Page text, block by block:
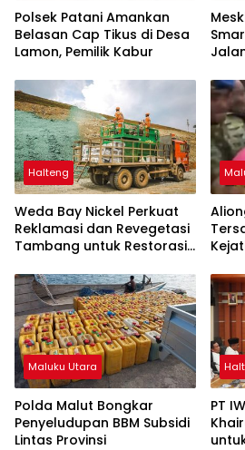
Polsek Patani Amankan
Belasan Cap Tikus di Desa
Lamon, Pemilik Kabur
Halteng
Weda Bay Nickel Perkuat
Reklamasi dan Revegetasi
Tambang untuk Restorasi
Maluku Utara
Polda Malut Bongkar
Penyeludupan BBM Subsidi
Lintas Provinsi
PT